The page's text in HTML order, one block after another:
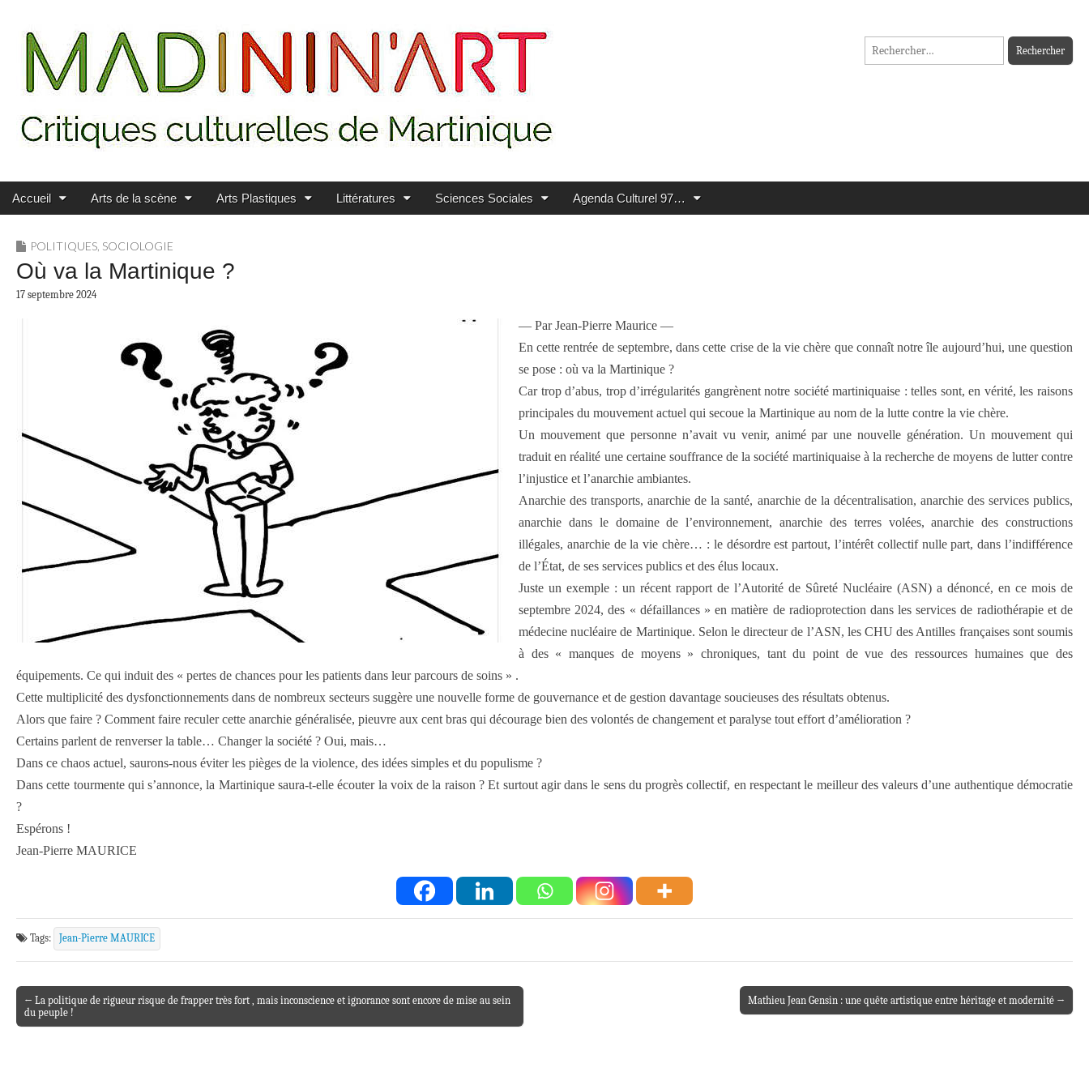
MADININ'ART
Rechercher :
Main menu
Skip to content
Accueil Arts de la scène Arts Plastiques Littératures Sciences Sociales Agenda Culturel 97…
POLITIQUES SOCIOLOGIE
Où va la Martinique ?
17 septembre 2024
— Par Jean-Pierre Maurice —
En cette rentrée de septembre, dans cette crise de la vie chère que connaît notre île aujourd’hui, une question
se pose : où va la Martinique ?
Car trop d’abus, trop d’irrégularités gangrènent notre société martiniquaise : telles sont, en vérité, les raisons
principales du mouvement actuel qui secoue la Martinique au nom de la lutte contre la vie chère.
Un mouvement que personne n’avait vu venir, animé par une nouvelle génération. Un mouvement qui
traduit en réalité une certaine souffrance de la société martiniquaise à la recherche de moyens de lutter contre
l’injustice et l’anarchie ambiantes.
Anarchie des transports, anarchie de la santé, anarchie de la décentralisation, anarchie des services publics,
anarchie dans le domaine de l’environnement, anarchie des terres volées, anarchie des constructions
illégales, anarchie de la vie chère… : le désordre est partout, l’intérêt collectif nulle part, dans l’indifférence
de l’État, de ses services publics et des élus locaux.
Juste un exemple : un récent rapport de l’Autorité de Sûreté Nucléaire (ASN) a dénoncé, en ce mois de
septembre 2024, des « défaillances » en matière de radioprotection dans les services de radiothérapie et de
médecine nucléaire de Martinique. Selon le directeur de l’ASN, les CHU des Antilles françaises sont soumis
à des « manques de moyens » chroniques, tant du point de vue des ressources humaines que des
équipements. Ce qui induit des « pertes de chances pour les patients dans leur parcours de soins » .
Cette multiplicité des dysfonctionnements dans de nombreux secteurs suggère une nouvelle forme de gouvernance et de gestion davantage soucieuses des résultats obtenus.
Alors que faire ? Comment faire reculer cette anarchie généralisée, pieuvre aux cent bras qui décourage bien des volontés de changement et paralyse tout effort d’amélioration ?
Certains parlent de renverser la table… Changer la société ? Oui, mais…
Dans ce chaos actuel, saurons-nous éviter les pièges de la violence, des idées simples et du populisme ?
Dans cette tourmente qui s’annonce, la Martinique saura-t-elle écouter la voix de la raison ? Et surtout agir dans le sens du progrès collectif, en respectant le meilleur des valeurs d’une authentique démocratie
?
Espérons !
Jean-Pierre MAURICE
Tags: Jean-Pierre MAURICE
Post navigation
← La politique de rigueur risque de frapper très fort , mais inconscience et ignorance sont encore de mise au sein
du peuple !
Mathieu Jean Gensin : une quête artistique entre héritage et modernité →